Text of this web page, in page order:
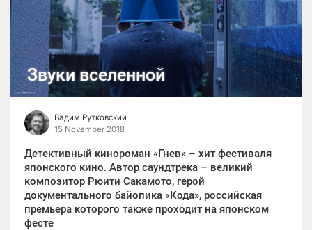
Звуки вселенной
Вадим Рутковский
15 November 2018
Детективный кинороман «Гнев» – хит фестиваля
японского кино. Автор саундтрека – великий
композитор Рюити Сакамото, герой
документального байопика «Кода», российская
премьера которого также проходит на японском
фесте